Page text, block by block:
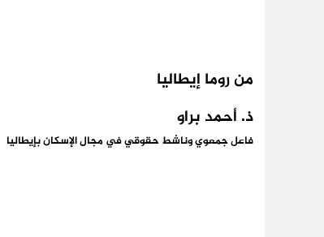
من روما إيطاليا
ذ. أحمد براو
فاعل جمعوي وناشط حقوقي في مجال الإسكان بإيطاليا